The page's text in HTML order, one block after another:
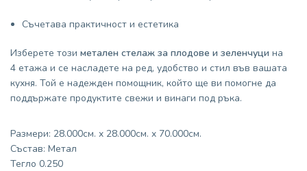
Съчетава практичност и естетика
Изберете този метален стелаж за плодове и зеленчуци на
4 етажа и се насладете на ред, удобство и стил във вашата
кухня. Той е надежден помощник, който ще ви помогне да
поддържате продуктите свежи и винаги под ръка.
Размери: 28.000см. x 28.000см. x 70.000см.
Състав: Метал
Тегло 0.250